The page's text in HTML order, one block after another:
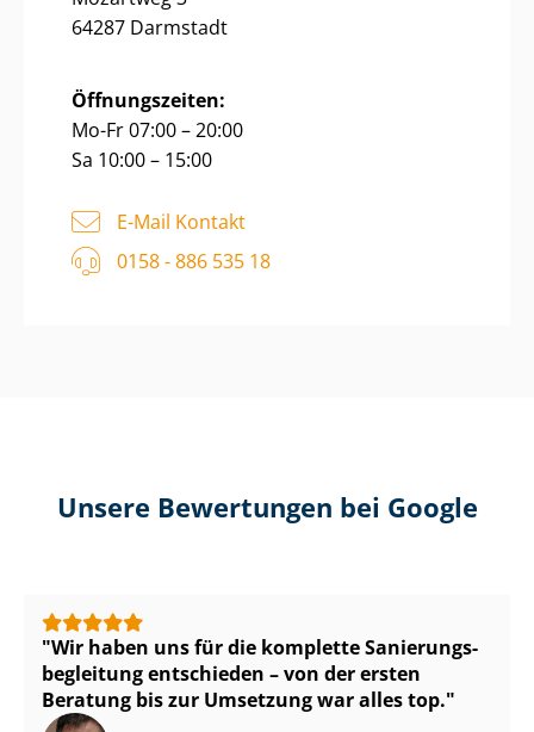
64287 Darmstadt
Öffnungszeiten:
Mo-Fr 07:00 – 20:00
Sa 10:00 – 15:00
E-Mail Kontakt
0158 - 886 535 18
Unsere Bewertungen bei Google
Wir haben uns für die komplette Sa­nie­rungs­
be­glei­tung entschieden – von der ersten
Beratung bis zur Umsetzung war alles top.